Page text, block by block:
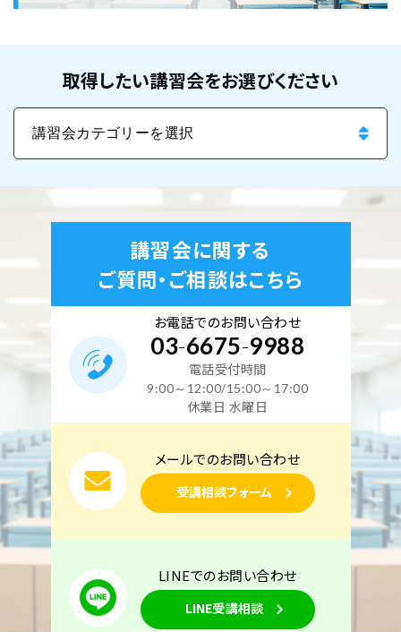
取得したい講習会をお選びください
講習会に関する
ご質問・ご相談はこちら
お電話でのお問い合わせ
03-6675-9988
電話受付時間
9:00～12:00/15:00～17:00
休業日 水曜日
メールでのお問い合わせ
受講相談フォーム
LINEでのお問い合わせ
LINE受講相談